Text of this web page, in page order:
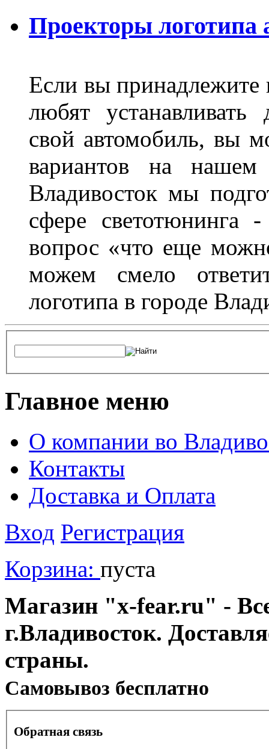
Проекторы логотипа
Если вы принадлежите
любят устанавливать
свой автомобиль, вы
вариантов на
Владивосток мы
сфере светотюнинга
вопрос «что еще
можем смело
логотипа в городе
Главное меню
О компании во
Контакты
Доставка и Оплата
Вход Регистрация
Корзина: пуста
Магазин "x-fear.ru" -
г.Владивосток.
страны.
Cамовывоз бесплатно
Обратная связь